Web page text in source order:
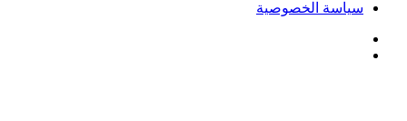
سياسة الخصوصية